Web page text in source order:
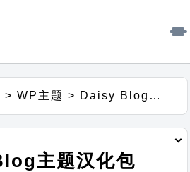
>WP主题 > Daisy Blog主题汉化包
主题汉化包